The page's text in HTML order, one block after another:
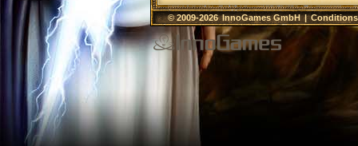
© 2009-2026InnoGames GmbH|